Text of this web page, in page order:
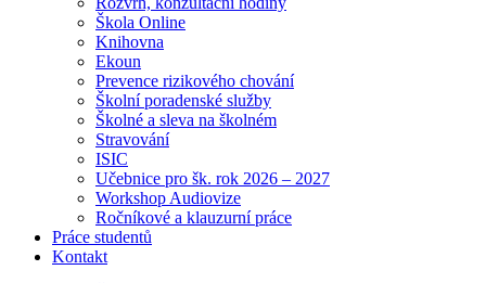
Škola Online
Knihovna
Ekoun
Prevence rizikového chování
Školní poradenské služby
Školné a sleva na školném
Stravování
ISIC
Učebnice pro šk. rok 2026 – 2027
Workshop Audiovize
Ročníkové a klauzurní práce
Práce studentů
Kontakt